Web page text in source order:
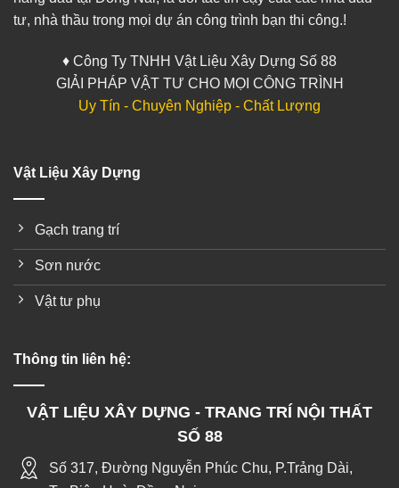
tư, nhà thầu trong mọi dự án công trình bạn thi công.!
♦ Công Ty TNHH Vật Liệu Xây Dựng Số 88
GIẢI PHÁP VẬT TƯ CHO MỌI CÔNG TRÌNH
Uy Tín - Chuyên Nghiệp - Chất Lượng
Vật Liệu Xây Dựng
Gạch trang trí
Sơn nước
Vật tư phụ
Thông tin liên hệ:
VẬT LIỆU XÂY DỰNG - TRANG TRÍ NỘI THẤT
SỐ 88
Số 317, Đường Nguyễn Phúc Chu, P.Trảng Dài,